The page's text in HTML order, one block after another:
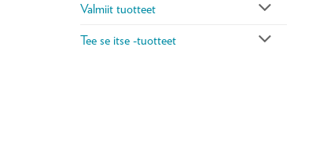
Valmiit tuotteet
Tee se itse -tuotteet